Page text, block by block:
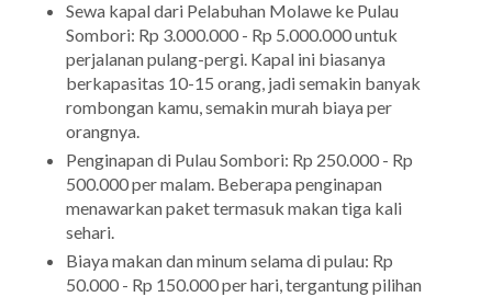
Sewa kapal dari Pelabuhan Molawe ke Pulau
Sombori: Rp 3.000.000 - Rp 5.000.000 untuk
perjalanan pulang-pergi. Kapal ini biasanya
berkapasitas 10-15 orang, jadi semakin banyak
rombongan kamu, semakin murah biaya per
orangnya.
Penginapan di Pulau Sombori: Rp 250.000 - Rp
500.000 per malam. Beberapa penginapan
menawarkan paket termasuk makan tiga kali
sehari.
Biaya makan dan minum selama di pulau: Rp
50.000 - Rp 150.000 per hari, tergantung pilihan